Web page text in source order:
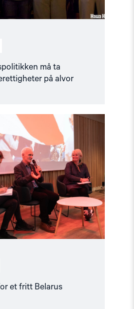
må ta
på alvor
et fritt Belarus
article
"Kampen
for
et
fritt
Belarus
fortsetter"